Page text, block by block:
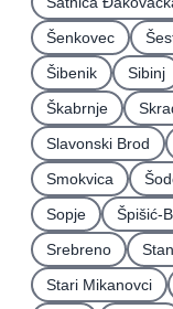
Šenkovec
Šibenik
Sibinj
Škabrnje
Slavonski Brod
Smokvica
Sopje
Špišić-
Srebreno
Stari Mikanovci